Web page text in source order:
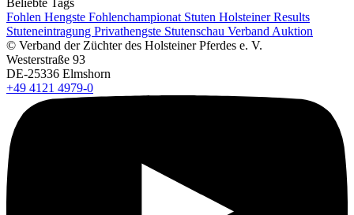
Fohlen Hengste Fohlenchampionat Stuten Holsteiner Results
Stuteneintragung Privathengste Stutenschau Verband Auktion
© Verband der Züchter des Holsteiner Pferdes e. V.
Westerstraße 93
DE-25336 Elmshorn
+49 4121 4979-0